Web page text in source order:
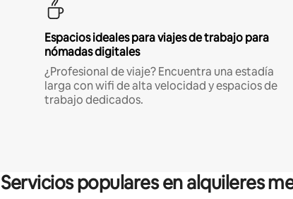
Espacios ideales para viajes de trabajo para
nómadas digitales
¿Profesional de viaje? Encuentra una estadía
larga con wifi de alta velocidad y espacios de
trabajo dedicados.
Servicios populares en alquileres